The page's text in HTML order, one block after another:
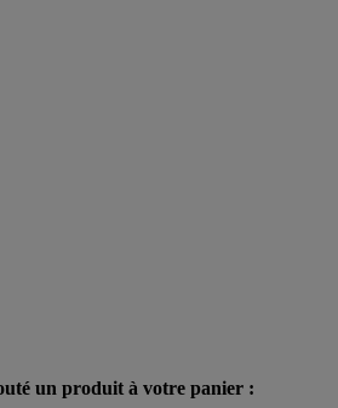
un produit à votre panier :